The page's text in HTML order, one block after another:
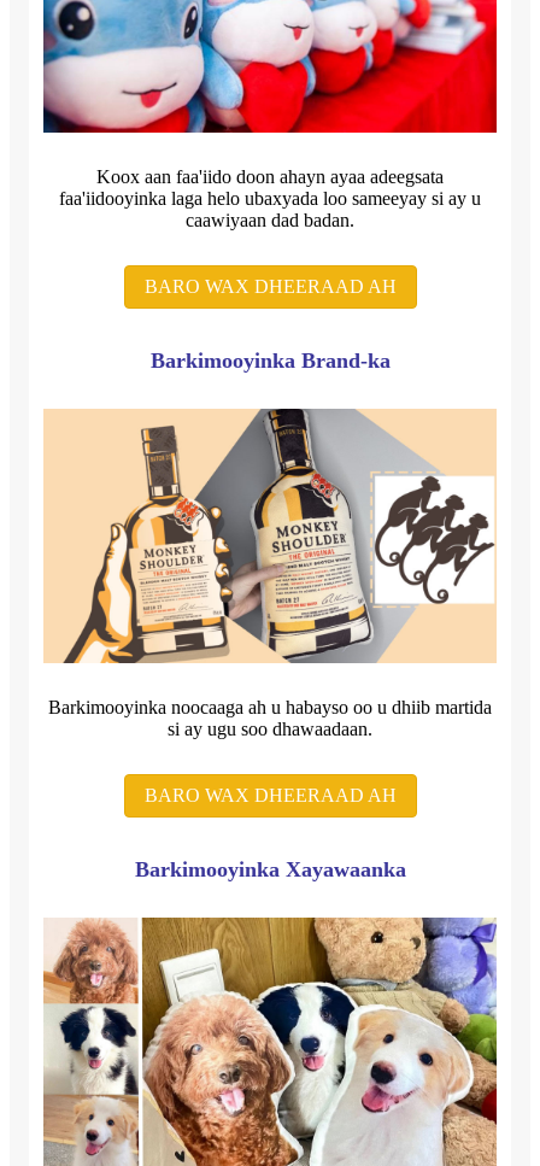
Koox aan faa'iido doon ahayn ayaa adeegsata
faa'iidooyinka laga helo ubaxyada loo sameeyay si ay u
caawiyaan dad badan.
BARO WAX DHEERAAD AH
Barkimooyinka Brand-ka
Barkimooyinka noocaaga ah u habayso oo u dhiib martida
si ay ugu soo dhawaadaan.
BARO WAX DHEERAAD AH
Barkimooyinka Xayawaanka